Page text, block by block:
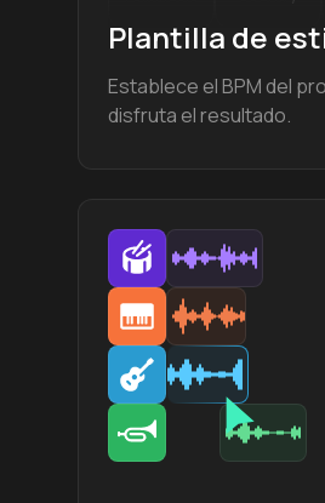
Plantilla de
Establece el BPM del
disfruta el resultado.